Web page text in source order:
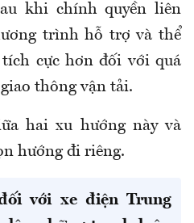
khi chính quyền liên
trình hỗ trợ và thể
cực hơn đối với quá
thông vận tải.
hai xu hướng này và
hướng đi riêng.
với xe điện Trung